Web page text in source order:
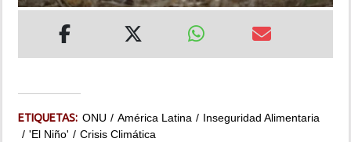
ETIQUETAS: ONU América Latina
Inseguridad Alimentaria
'El Niño'
Crisis Climática